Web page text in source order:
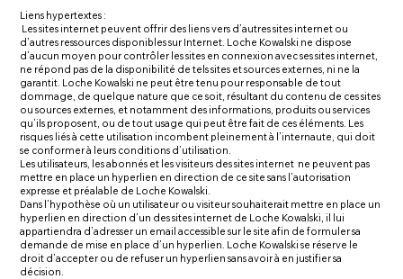
Liens hypertextes :
Les sites internet peuvent offrir des liens vers d’autres sites internet ou
d’autres ressources disponibles sur Internet. Loche Kowalski ne dispose
d’aucun moyen pour contrôler les sites en connexion avec ses sites internet,
ne répond pas de la disponibilité de tels sites et sources externes, ni ne la
garantit. Loche Kowalski ne peut être tenu pour responsable de tout
dommage, de quelque nature que ce soit, résultant du contenu de ces sites
ou sources externes, et notamment des informations, produits ou services
qu’ils proposent, ou de tout usage qui peut être fait de ces éléments. Les
risques liés à cette utilisation incombent pleinement à l’internaute, qui doit
se conformer à leurs conditions d’utilisation.
Les utilisateurs, les abonnés et les visiteurs des sites internet ne peuvent pas
mettre en place un hyperlien en direction de ce site sans l’autorisation
expresse et préalable de Loche Kowalski.
Dans l’hypothèse où un utilisateur ou visiteur souhaiterait mettre en place un
hyperlien en direction d’un des sites internet de Loche Kowalski, il lui
appartiendra d’adresser un email accessible sur le site afin de formuler sa
demande de mise en place d’un hyperlien. Loche Kowalski se réserve le
droit d’accepter ou de refuser un hyperlien sans avoir à en justifier sa
décision.